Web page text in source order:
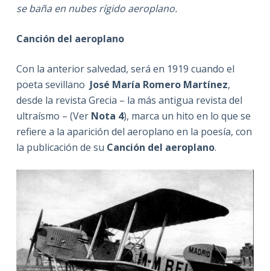
se baña en nubes rígido aeroplano.
Canción del aeroplano
Con la anterior salvedad, será en 1919 cuando el
poeta sevillano José María Romero Martínez,
desde la revista Grecia – la más antigua revista del
ultraísmo – (Ver Nota 4), marca un hito en lo que se
refiere a la aparición del aeroplano en la poesía, con
la publicación de su Canción del aeroplano.